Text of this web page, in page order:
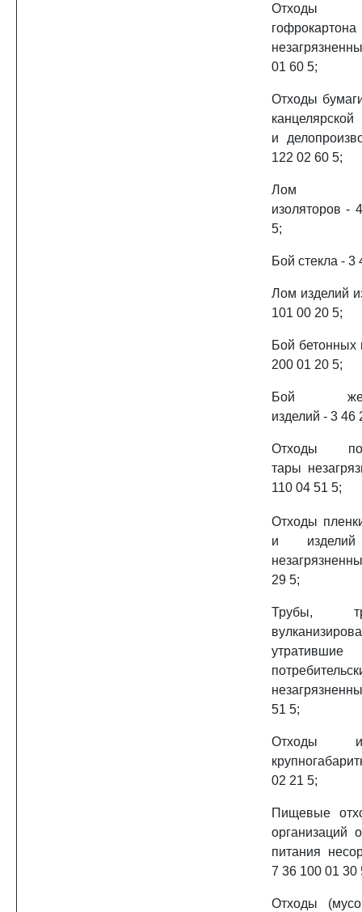
Отходы
гофрокартона
01 60 5;
Отходы
и
122 02 60 5;
Лом
изоляторов -
5;
Бой стекла - 3
Лом изделий
101 00 20 5;
Бой бетонных
200 01 20 5;
Бой
изделий - 3 46
Отходы
тары
110 04 51 5;
Отходы
и
29 5;
Трубы,
утратившие
51 5;
Отходы
02 21 5;
Пищевые
организаций
питания
7 36 100 01 30
Отходы